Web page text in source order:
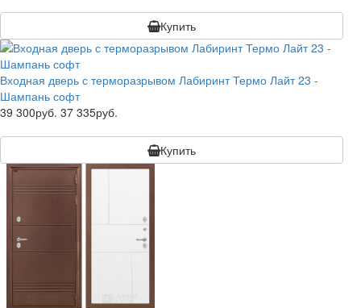
Купить
Входная дверь с терморазрывом Лабиринт Термо Лайт 23 -
Шампань софт
39 300руб. 37 335руб.
Купить